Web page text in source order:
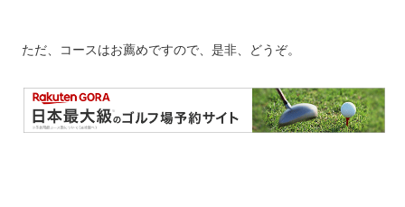
ただ、コースはお薦めですので、是非、どうぞ。